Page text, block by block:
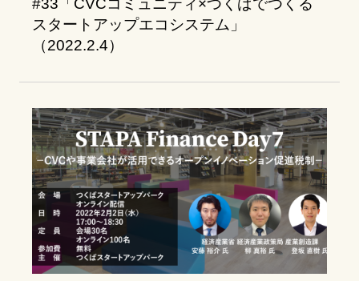
#33「CVCコミュニティ×つくばでつくる
スタートアップエコシステム」
（2022.2.4）